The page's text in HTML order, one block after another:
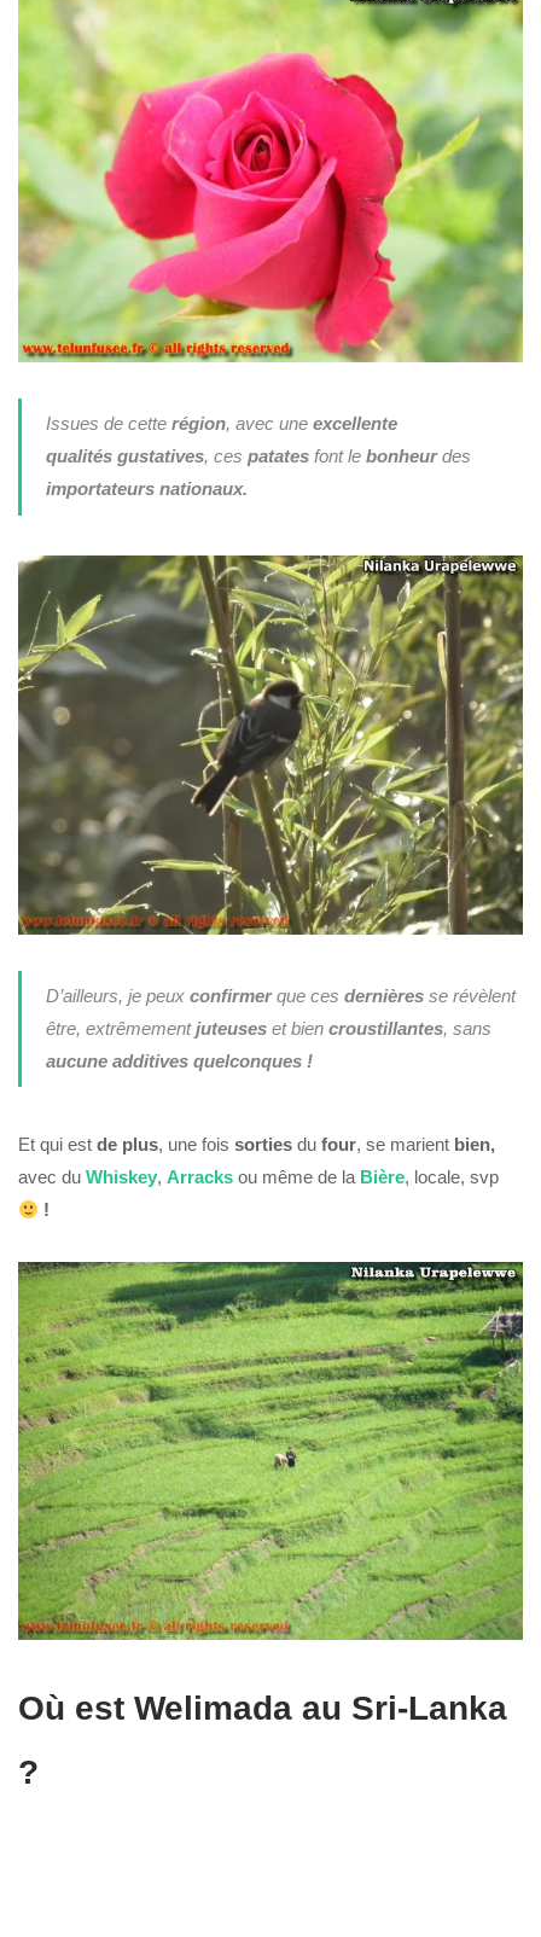
Issues de cette région, avec une excellente
qualités gustatives, ces patatesfont le bonheurdes
importateurs nationaux.
D’ailleurs, je peux confirmerque ces dernièresse révèlent
être, extrêmementjuteuseset bien croustillantes, sans
aucune additives quelconques !
Et qui est de plus, une fois sorties du four, se marient bien,
avec du Whiskey, Arracks ou même de la Bière, locale, svp
!
Où est Welimada au Sri-Lanka
?